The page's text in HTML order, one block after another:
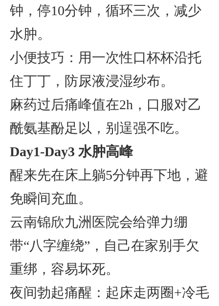
钟，停10分钟，循环三次，减少
水肿。
小便技巧：用一次性口杯杯沿托
住丁丁，防尿液浸湿纱布。
麻药过后痛峰值在2h，口服对乙
酰氨基酚足以，别逞强不吃。
Day1-Day3 水肿高峰
醒来先在床上躺5分钟再下地，避
免瞬间充血。
云南锦欣九洲医院会给弹力绷
带“八字缠绕”，自己在家别手欠
重绑，容易坏死。
夜间勃起痛醒：起床走两圈+冷毛